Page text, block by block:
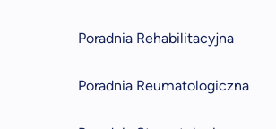
Poradnia Rehabilitacyjna
Poradnia Reumatologiczna